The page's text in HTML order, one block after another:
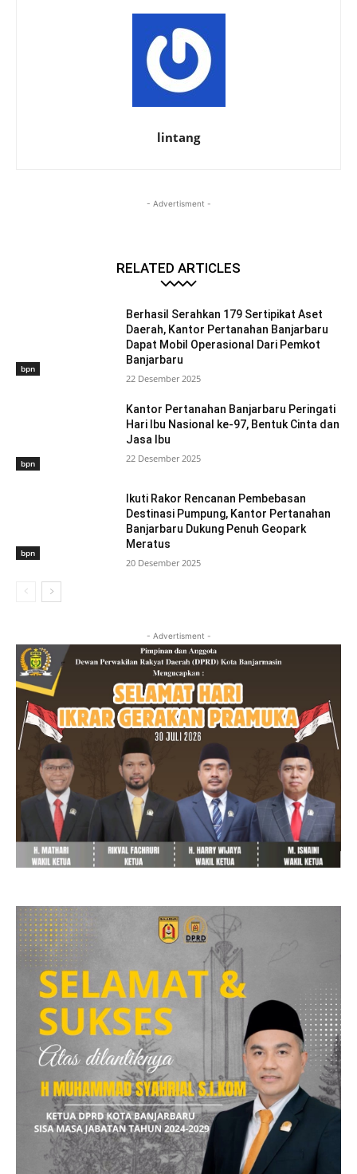
lintang
- Advertisment -
RELATED ARTICLES
bpn
Berhasil Serahkan 179 Sertipikat Aset
Daerah, Kantor Pertanahan Banjarbaru
Dapat Mobil Operasional Dari Pemkot
Banjarbaru
22 Desember 2025
bpn
Kantor Pertanahan Banjarbaru Peringati
Hari Ibu Nasional ke-97, Bentuk Cinta dan
Jasa Ibu
22 Desember 2025
bpn
Ikuti Rakor Rencanan Pembebasan
Destinasi Pumpung, Kantor Pertanahan
Banjarbaru Dukung Penuh Geopark
Meratus
20 Desember 2025
- Advertisment -